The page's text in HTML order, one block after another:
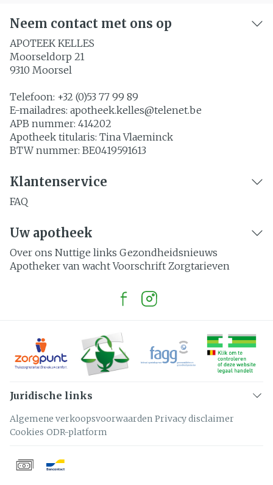
Neem contact met ons op
APOTEEK KELLES
Moorseldorp 21
9310 Moorsel
Telefoon: +32 (0)53 77 99 89
E-mailadres: apotheek.kelles@telenet.be
APB nummer: 414202
Apotheek titularis: Tina Vlaeminck
BTW nummer: BE0419591613
Klantenservice
FAQ
Uw apotheek
Over ons Nuttige links Gezondheidsnieuws
Apotheker van wacht Voorschrift Zorgtarieven
Juridische links
Algemene verkoopsvoorwaarden Privacy disclaimer
Cookies ODR-platform